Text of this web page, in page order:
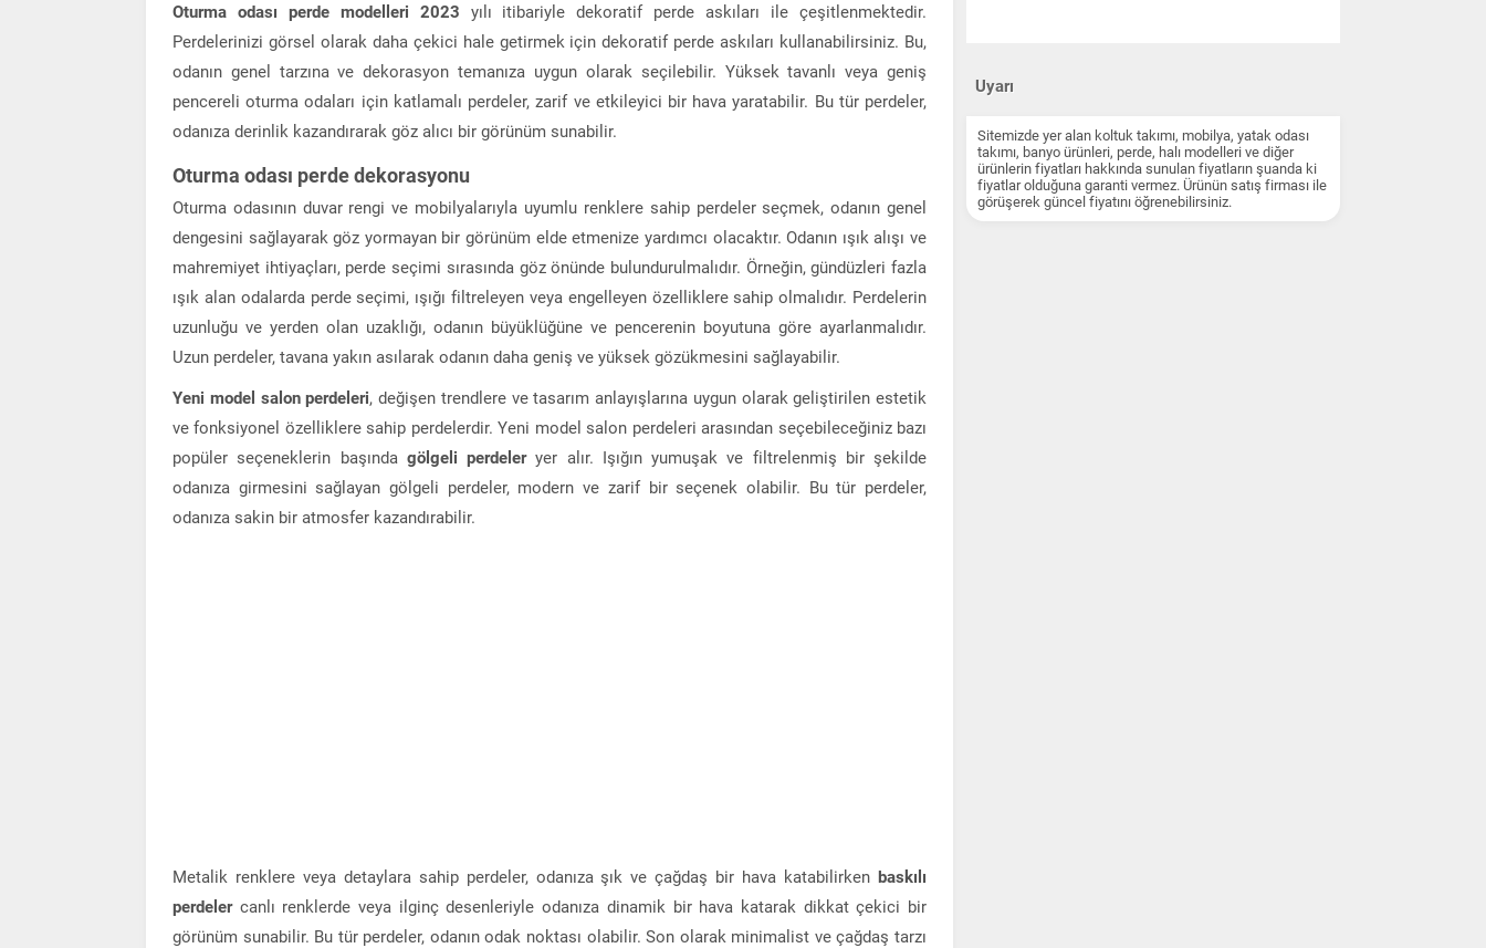
Oturma odası perde modelleri 2023 yılı itibariyle dekoratif perde askıları ile çeşitlenmektedir.
Perdelerinizi görsel olarak daha çekici hale getirmek için dekoratif perde askıları kullanabilirsiniz. Bu,
odanın genel tarzına ve dekorasyon temanıza uygun olarak seçilebilir. Yüksek tavanlı veya geniş
pencereli oturma odaları için katlamalı perdeler, zarif ve etkileyici bir hava yaratabilir. Bu tür perdeler,
odanıza derinlik kazandırarak göz alıcı bir görünüm sunabilir.
Oturma odası perde dekorasyonu
Oturma odasının duvar rengi ve mobilyalarıyla uyumlu renklere sahip perdeler seçmek, odanın genel
dengesini sağlayarak göz yormayan bir görünüm elde etmenize yardımcı olacaktır. Odanın ışık alışı ve
mahremiyet ihtiyaçları, perde seçimi sırasında göz önünde bulundurulmalıdır. Örneğin, gündüzleri fazla
ışık alan odalarda perde seçimi, ışığı filtreleyen veya engelleyen özelliklere sahip olmalıdır. Perdelerin
uzunluğu ve yerden olan uzaklığı, odanın büyüklüğüne ve pencerenin boyutuna göre ayarlanmalıdır.
Uzun perdeler, tavana yakın asılarak odanın daha geniş ve yüksek gözükmesini sağlayabilir.
Yeni model salon perdeleri, değişen trendlere ve tasarım anlayışlarına uygun olarak geliştirilen estetik
ve fonksiyonel özelliklere sahip perdelerdir. Yeni model salon perdeleri arasından seçebileceğiniz bazı
popüler seçeneklerin başında gölgeli perdeleryer alır. Işığın yumuşak ve filtrelenmiş bir şekilde
odanıza girmesini sağlayan gölgeli perdeler, modern ve zarif bir seçenek olabilir. Bu tür perdeler,
odanıza sakin bir atmosfer kazandırabilir.
Metalik renklere veya detaylara sahip perdeler, odanıza şık ve çağdaş bir hava katabilirken baskılı
perdeler canlı renklerde veya ilginç desenleriyle odanıza dinamik bir hava katarak dikkat çekici bir
görünüm sunabilir. Bu tür perdeler, odanın odak noktası olabilir. Son olarak minimalist ve çağdaş tarzı
Uyarı
Sitemizde yer alan koltuk takımı, mobilya, yatak odası
takımı, banyo ürünleri, perde, halı modelleri ve diğer
ürünlerin fiyatları hakkında sunulan fiyatların şuanda ki
fiyatlar olduğuna garanti vermez. Ürünün satış firması ile
görüşerek güncel fiyatını öğrenebilirsiniz.